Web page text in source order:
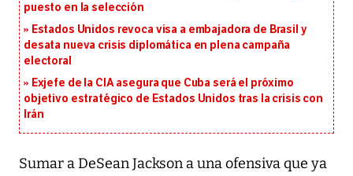
puesto en la selección
Estados Unidos revoca visa a embajadora de Brasil y
desata nueva crisis diplomática en plena campaña
electoral
Exjefe de la CIA asegura que Cuba será el próximo
objetivo estratégico de Estados Unidos tras la crisis con
Irán
Sumar a DeSean Jackson a una ofensiva que ya